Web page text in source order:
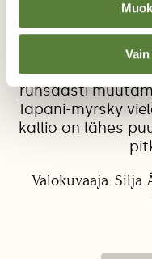
pensaan. En
sen olevan
sellaisen
tehdyistä
runsaasti
Tapani-myrsky
kallio on lähes
Valokuvaaja: Silja